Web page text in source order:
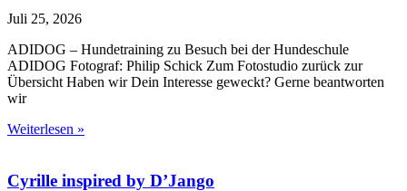
Juli 25, 2026
ADIDOG – Hundetraining zu Besuch bei der Hundeschule
ADIDOG Fotograf: Philip Schick Zum Fotostudio zurück zur
Übersicht Haben wir Dein Interesse geweckt? Gerne beantworten
wir
Weiterlesen »
Cyrille inspired by D’Jango